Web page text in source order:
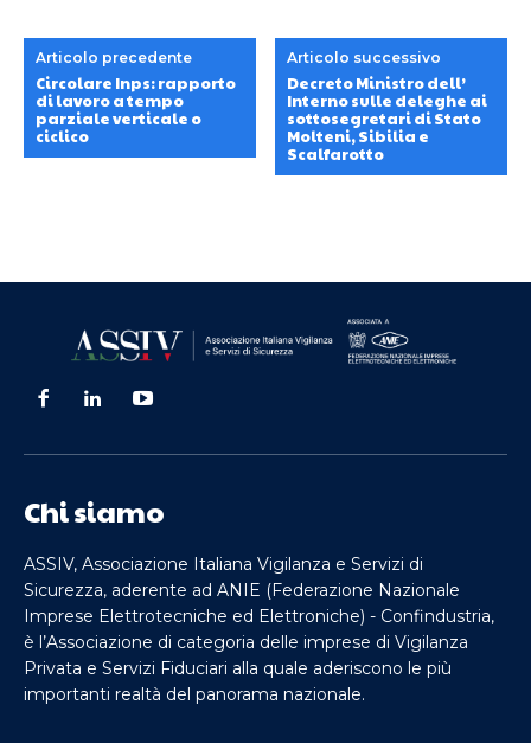
Articolo precedente
Circolare Inps: rapporto
di lavoro a tempo
parziale verticale o
ciclico
Articolo successivo
Decreto Ministro dell’
Interno sulle deleghe ai
sottosegretari di Stato
Molteni, Sibilia e
Scalfarotto
Chi siamo
ASSIV, Associazione Italiana Vigilanza e Servizi di
Sicurezza, aderente ad ANIE (Federazione Nazionale
Imprese Elettrotecniche ed Elettroniche) - Confindustria,
è l’Associazione di categoria delle imprese di Vigilanza
Privata e Servizi Fiduciari alla quale aderiscono le più
importanti realtà del panorama nazionale.